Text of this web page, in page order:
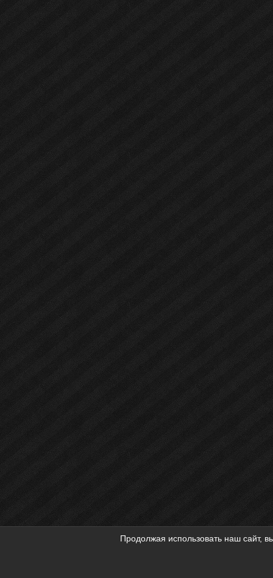
Продолжая использовать наш сайт,